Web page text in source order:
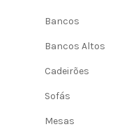
Bancos
Bancos Altos
Cadeirões
Sofás
Mesas